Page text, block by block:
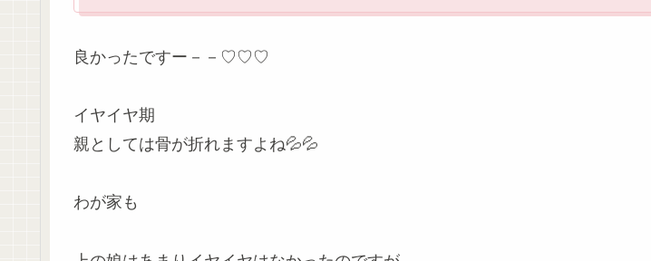
良かったですー－－♡♡♡
イヤイヤ期
親としては骨が折れますよね💦💦
わが家も